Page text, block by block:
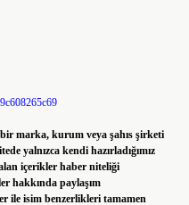
marka, kurum veya şahıs şirketi
yalnızca kendi hazırladığımız
içerikler haber niteliği
hakkında paylaşım
ile isim benzerlikleri tamamen